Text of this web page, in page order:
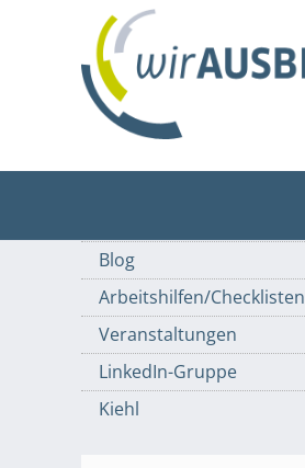
Blog
Arbeitshilfen/Checklisten
Veranstaltungen
LinkedIn-Gruppe
Kiehl